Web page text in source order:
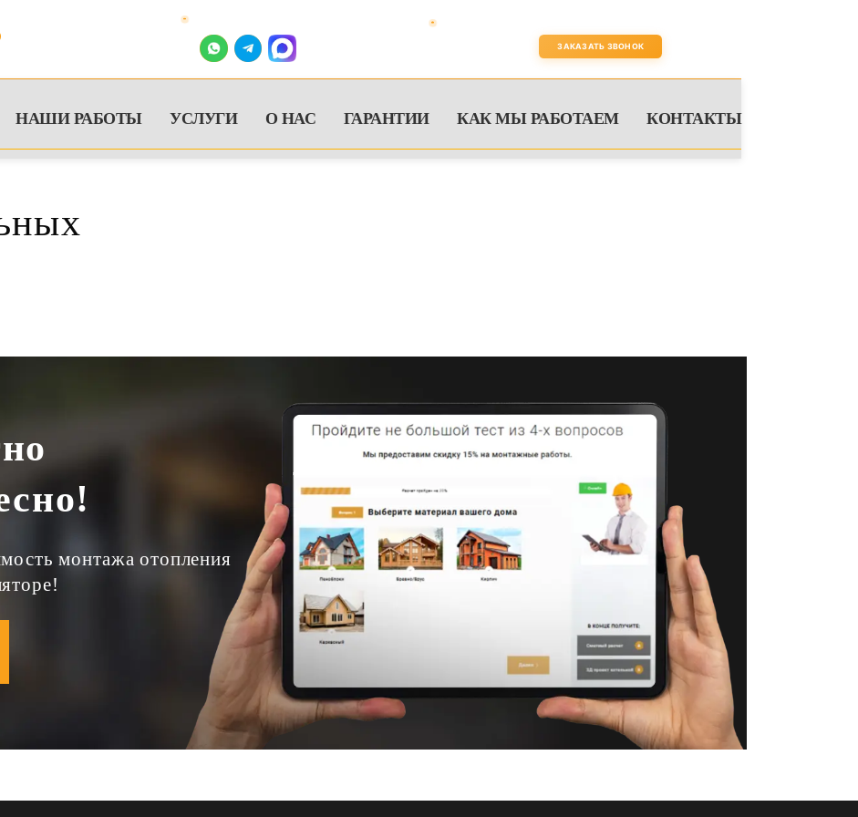
+7(495)125-15-10 ЗАКАЗАТЬ ЗВОНОК
НАШИ РАБОТЫ УСЛУГИ О НАС ГАРАНТИИ КАК МЫ РАБОТАЕМ КОНТАКТЫ
монтажа отопления